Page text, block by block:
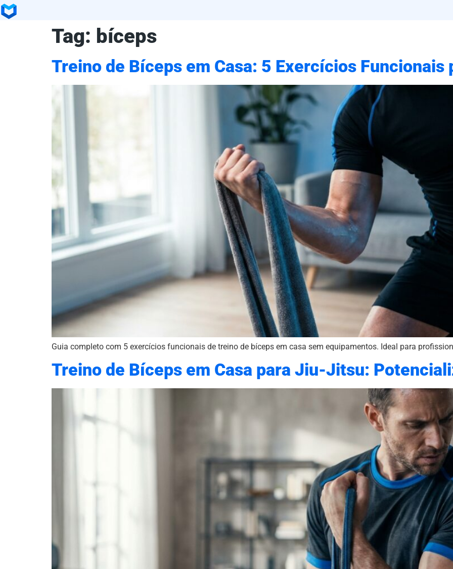
Tag: bíceps
Treino de Bíceps em Casa: 5 Exercícios Funcionais
Guia completo com 5 exercícios funcionais de treino de bíceps em casa sem equipamentos. Ideal para
Treino de Bíceps em Casa para Jiu-Jitsu: